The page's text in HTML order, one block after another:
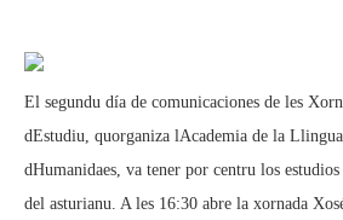
El segundu día de comunicaciones de les
dEstudiu, quorganiza lAcademia de la
dHumanidaes, va tener por centru los
del asturianu. A les 16:30 abre la xornada